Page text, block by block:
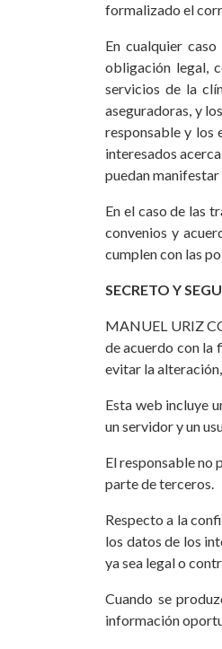
formalizado el
En cualquier
obligación legal,
servicios de la
aseguradoras, y
responsable y los
interesados
puedan
En el caso de las
convenios y
cumplen con las
SECRETO Y
MANUEL URIZ
de acuerdo con la
evitar la
Esta web incluye
un servidor y un
El responsable no
parte de terceros.
Respecto a la
los datos de los
ya sea legal o
Cuando se
información